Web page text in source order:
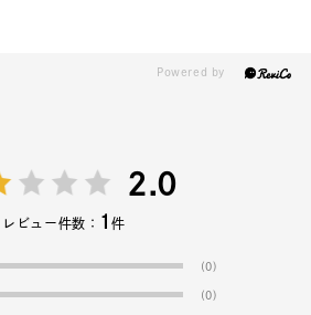
2.0
レビュー件数： 1件
(0)
(0)